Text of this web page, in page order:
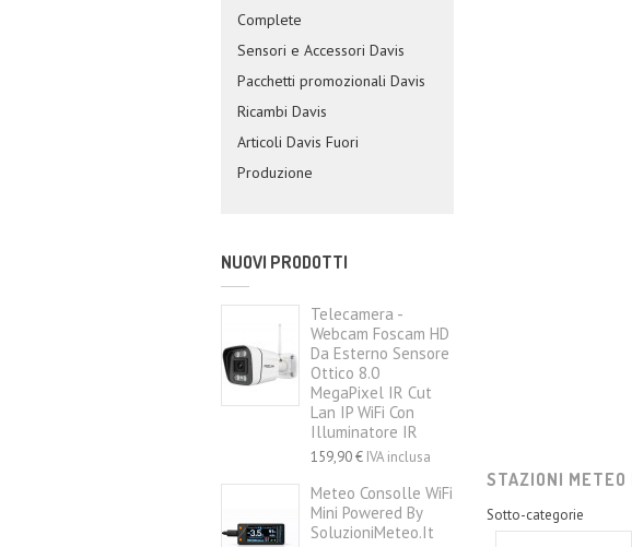
Complete
Sensori e Accessori Davis
Pacchetti promozionali Davis
Ricambi Davis
Articoli Davis Fuori
Produzione
NUOVI PRODOTTI
Telecamera -
Webcam Foscam HD
Da Esterno Sensore
Ottico 8.0
MegaPixel IR Cut
Lan IP WiFi Con
Illuminatore IR
159,90 € IVA inclusa
Meteo Consolle WiFi
Mini Powered By
SoluzioniMeteo.it
STAZIONI METEO
Sotto-categorie